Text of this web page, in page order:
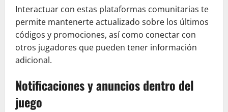
Interactuar con estas plataformas comunitarias te
permite mantenerte actualizado sobre los últimos
códigos y promociones, así como conectar con
otros jugadores que pueden tener información
adicional.
Notificaciones y anuncios dentro del
juego